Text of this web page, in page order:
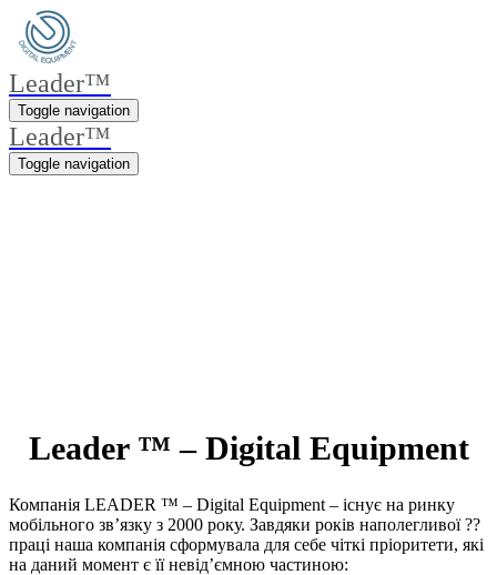
Leader™
Toggle navigation
Leader™
Toggle navigation
Leader ™ – Digital Equipment
Компанія LEADER ™ – Digital Equipment – існує на ринку
мобільного зв’язку з 2000 року. Завдяки років наполегливої ??
праці наша компанія сформувала для себе чіткі пріоритети, які
на даний момент є її невід’ємною частиною: